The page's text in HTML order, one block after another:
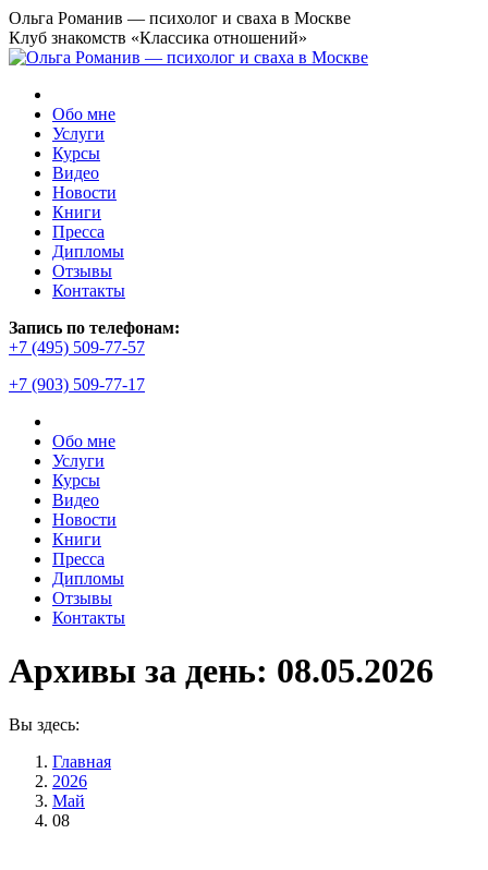
Перейти
к
содержанию
Ольга Романив — психолог и сваха в Москве
Клуб знакомств «Классика отношений»
Обо мне
Услуги
Курсы
Видео
Новости
Книги
Пресса
Дипломы
Отзывы
Контакты
Запись по телефонам:
+7 (495) 509-77-57
+7 (903) 509-77-17
Обо мне
Услуги
Курсы
Видео
Новости
Книги
Пресса
Дипломы
Отзывы
Контакты
Архивы за день: 08.05.2026
Вы здесь:
Главная
2026
Май
08